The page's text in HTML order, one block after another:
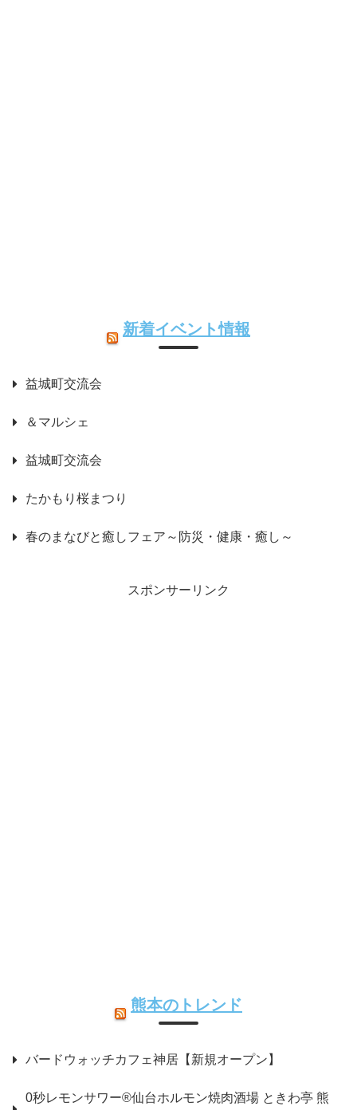
新着イベント情報
益城町交流会
＆マルシェ
益城町交流会
たかもり桜まつり
春のまなびと癒しフェア～防災・健康・癒し～
スポンサーリンク
熊本のトレンド
バードウォッチカフェ神居【新規オープン】
0秒レモンサワー®仙台ホルモン焼肉酒場 ときわ亭 熊